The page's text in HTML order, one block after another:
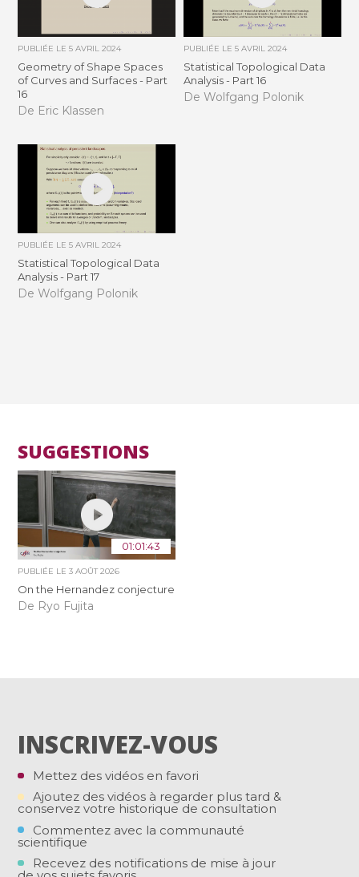
PUBLIÉE LE5 AVRIL 2024
Geometry of Shape Spaces
of Curves and Surfaces - Part
16
De Eric Klassen
PUBLIÉE LE 5 AVRIL 2024
Statistical Topological Data
Analysis - Part 16
De Wolfgang Polonik
PUBLIÉE LE5 AVRIL 2024
Statistical Topological Data
Analysis - Part 17
De Wolfgang Polonik
SUGGESTIONS
01:01:43
PUBLIÉE LE3 AOÛT 2026
On the Hernandez conjecture
De Ryo Fujita
INSCRIVEZ-VOUS
Mettez des vidéos en favori
Ajoutez des vidéos à regarder plus tard &
conservez votre historique de consultation
Commentez avec la communauté
scientifique
Recevez des notifications de mise à jour